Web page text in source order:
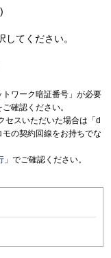
てください。
トワーク暗証番号」が必要
ご確認ください。
セスいただいた場合は「d
の契約回線をお持ちでな
」でご確認ください。